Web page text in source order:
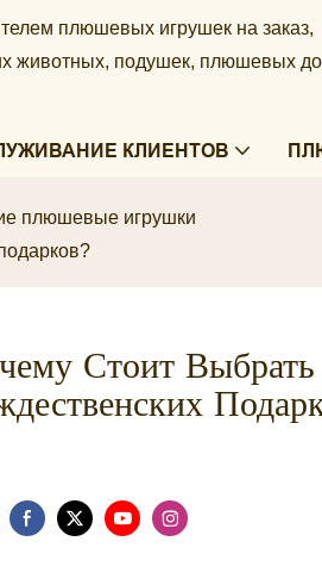
плюшевых игрушек на заказ,
животных, подушек, плюшевых
КЛИЕНТОВ
плюшевые игрушки
Стоит